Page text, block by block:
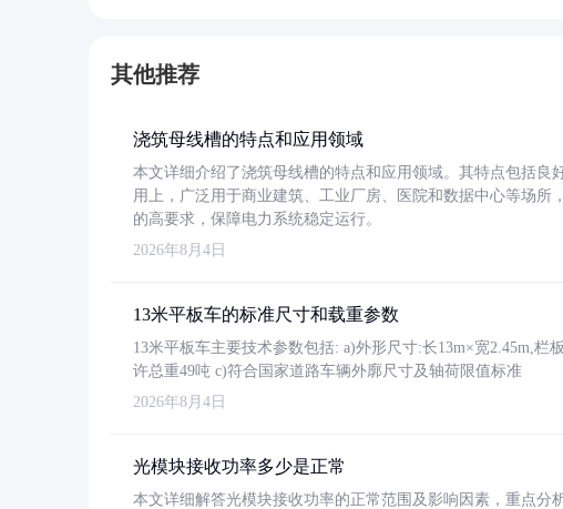
其他推荐
浇筑母线槽的特点和应用领域
本文详细介绍了浇筑母线槽的特点和应用领域。其特点包括良
用上，广泛用于商业建筑、工业厂房、医院和数据中心等场所
的高要求，保障电力系统稳定运行。
2026年8月4日
13米平板车的标准尺寸和载重参数
13米平板车主要技术参数包括: a)外形尺寸:长13m×宽2.45m,栏
许总重49吨 c)符合国家道路车辆外廓尺寸及轴荷限值标准
2026年8月4日
光模块接收功率多少是正常
本文详细解答光模块接收功率的正常范围及影响因素，重点分